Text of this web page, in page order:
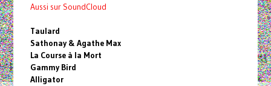
Aussi sur SoundCloud
Taulard
Sathonay & Agathe Max
La Course à la Mort
Gammy Bird
Alligator